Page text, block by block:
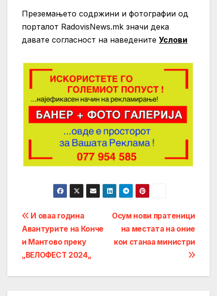
Преземањето содржини и фотографии од
порталот RadovisNews.mk значи дека
давате согласност на нaведените Услови
Post
navigation
Осум нови пратеници
на местата на оние
кои станаа министри
И оваа година
Авантурите на Конче
и Мантово преку
„ВЕЛОФЕСТ 2024„